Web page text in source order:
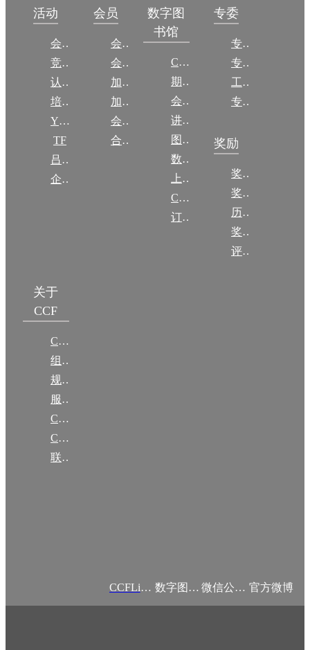
活动
会议
竞赛
认证
培训
YOCSEF
TF
吕梁振兴
企智会
会员
会员简介
会员权益
加入CCF
加入CCF
会员交费
合作伙伴
数字图
书馆
CCCF
期刊
会议
讲稿
图集
数图编审委员会
上传/发布作品
CCF DL Focus
订阅《计算》
专委
专委简介
专委条例
工作问答
专委名单
奖励
奖励动态
奖励目录
历年获奖名单
奖项推荐
评奖条例
关于
CCF
CCF简介
组织机构
规章
服务项目
CCF大事记
CCF创建60周年
联系我们
CCFLink APP 数字图书馆 微信公众号 官方微博